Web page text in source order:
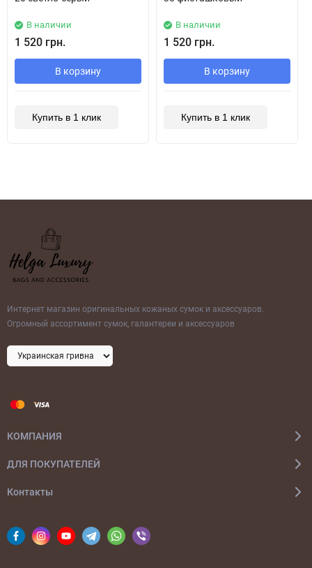
В наличии
1 520 грн.
В корзину
Купить в 1 клик
В наличии
1 520 грн.
В корзину
Купить в 1 клик
Интернет магазин оригинальных кожаных сумок и аксессуаров.
Огромный ассортимент сумок, галантереи и аксессуаров
КОМПАНИЯ
ДЛЯ ПОКУПАТЕЛЕЙ
Контакты